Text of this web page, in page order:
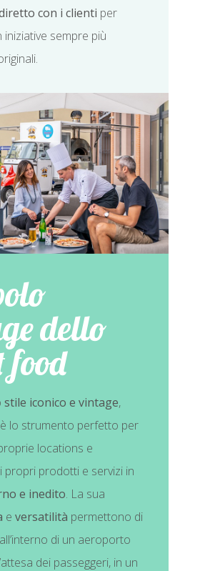
con i clienti per
iniziative sempre più
dello
food
stile iconico e vintage,
è lo strumento perfetto per
locations e
propri prodotti e servizi in
e inedito. La sua
e versatilità permettono di
di un aeroporto
dei passeggeri, in un